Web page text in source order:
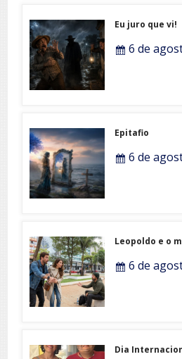
Eu juro que vi!
6 de
Epitafio
6 de
Leopoldo e o
6 de
Dia